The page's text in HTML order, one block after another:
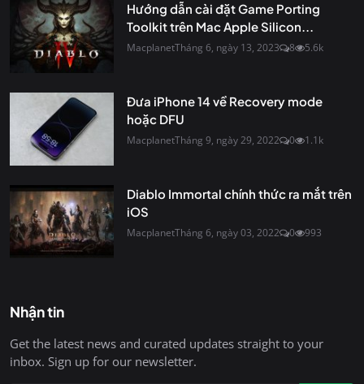
Hướng dẫn cài đặt Game Porting
Toolkit trên Mac Apple Silicon...
MacplanetTháng 6, ngày 13, 2023 8 5.6k
Đưa iPhone 14 về Recovery mode
hoặc DFU
MacplanetTháng 9, ngày 29, 2022 0 1.1k
Diablo Immortal chính thức ra mắt trên
iOS
MacplanetTháng 6, ngày 03, 2022 0 993
Nhận tin
Get the latest news and curated updates straight to your
inbox. Sign up for our newsletter.